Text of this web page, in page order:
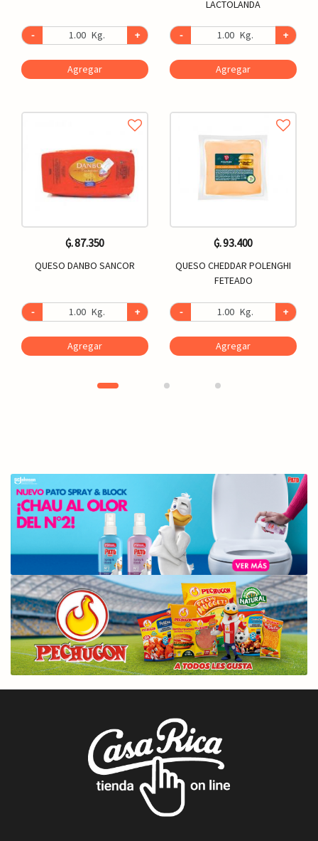
- Kg. +
Agregar
₲. 87.350
QUESO DANBO SANCOR
- Kg. +
Agregar
LACTOLANDA
- Kg. +
Agregar
₲. 93.400
QUESO CHEDDAR POLENGHI
FETEADO
- Kg. +
Agregar